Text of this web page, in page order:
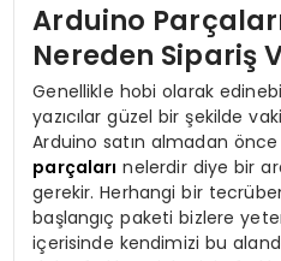
Arduino
Nereden Sipariş
Genellikle hobi olarak
yazıcılar güzel bir şekilde
Arduino satın almadan
parçaları nelerdir diye bir
gerekir. Herhangi bir
başlangıç paketi bizlere
içerisinde kendimizi bu